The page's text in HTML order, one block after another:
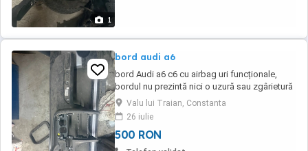
1
bord audi a6
bord Audi a6 c6 cu airbag uri funcționale,
bordul nu prezintă nici o uzură sau zgârietură
Valu lui Traian, Constanta
26 iulie
500 RON